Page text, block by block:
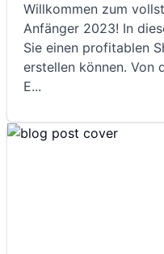
Willkommen zum
Anfänger 2023! In
Sie einen profitablen
erstellen können. Von
E...